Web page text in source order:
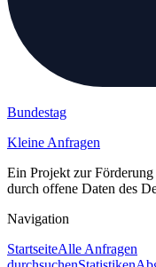
Bundestag
Kleine Anfragen
Ein Projekt zur
durch offene Daten des
Navigation
StartseiteAlle Anfragen